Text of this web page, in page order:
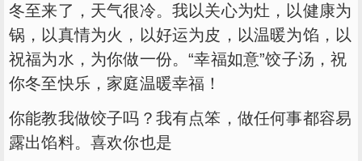
冬至来了，天气很冷。我以关心为灶，以健康为
锅，以真情为火，以好运为皮，以温暖为馅，以
祝福为水，为你做一份。“幸福如意”饺子汤，祝
你冬至快乐，家庭温暖幸福！
你能教我做饺子吗？我有点笨，做任何事都容易
露出馅料。喜欢你也是